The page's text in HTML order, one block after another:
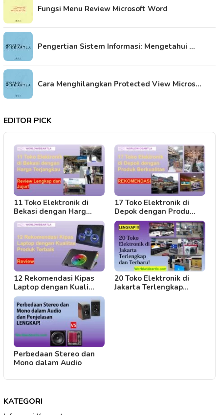
Fungsi Menu Review Microsoft Word
Pengertian Sistem Informasi: Mengetahui …
Cara Menghilangkan Protected View Micros…
EDITOR PICK
11 Toko Elektronik di
Bekasi dengan Harg…
17 Toko Elektronik di
Depok dengan Produ…
12 Rekomendasi Kipas
Laptop dengan Kuali…
20 Toko Elektronik di
Jakarta Terlengkap…
Perbedaan Stereo dan
Mono dalam Audio
KATEGORI